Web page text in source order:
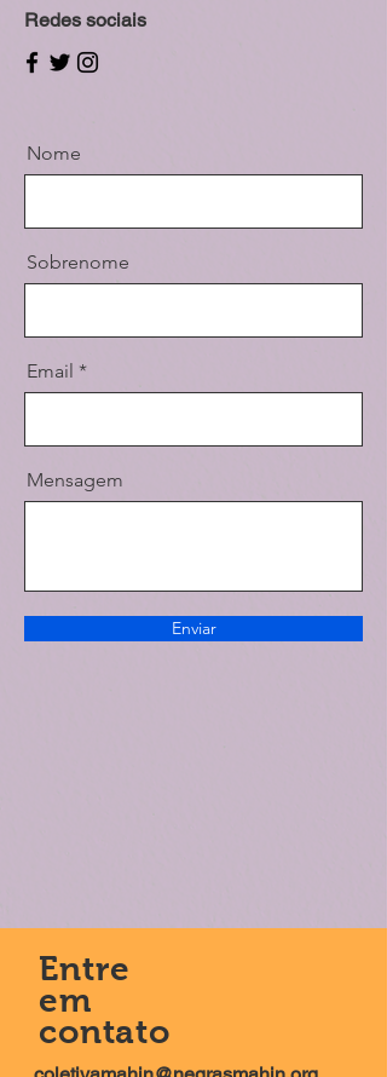
Redes sociais
Nome
Sobrenome
Email
Mensagem
Enviar
Entre
em
contato